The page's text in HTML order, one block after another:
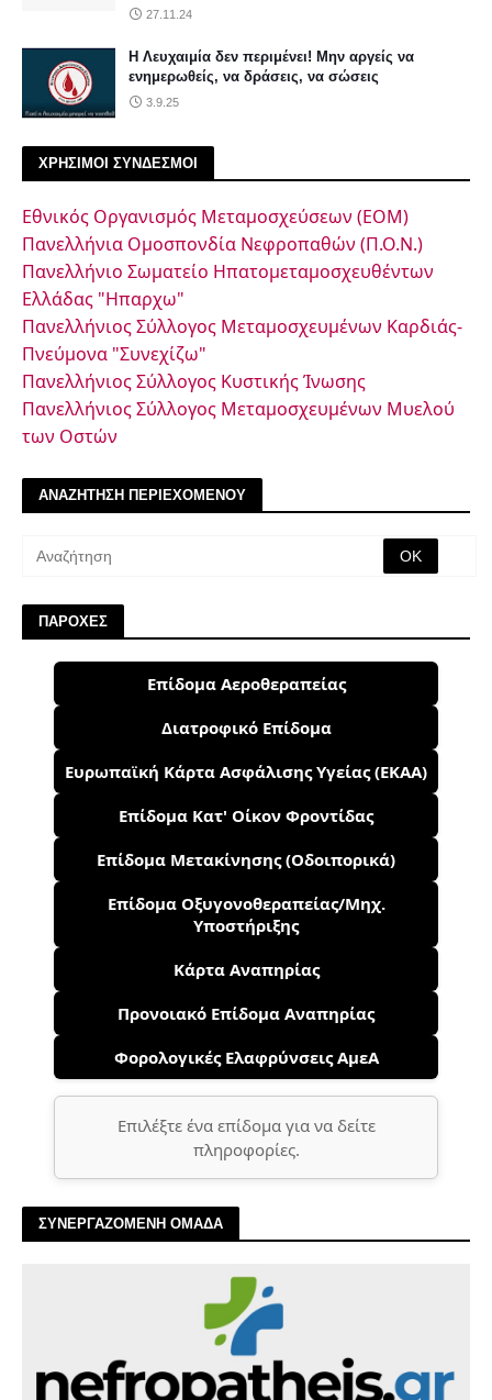
27.11.24
Η Λευχαιμία δεν περιμένει! Μην αργείς να
ενημερωθείς, να δράσεις, να σώσεις
3.9.25
ΧΡΗΣΙΜΟΙ ΣΥΝΔΕΣΜΟΙ
Εθνικός Οργανισμός Μεταμοσχεύσεων (ΕΟΜ)
Πανελλήνια Ομοσπονδία Νεφροπαθών (Π.Ο.Ν.)
Πανελλήνιο Σωματείο Ηπατομεταμοσχευθέντων
Ελλάδας "Ηπαρχω"
Πανελλήνιος Σύλλογος Μεταμοσχευμένων Καρδιάς-
Πνεύμονα "Συνεχίζω"
Πανελλήνιος Σύλλογος Κυστικής Ίνωσης
Πανελλήνιος Σύλλογος Μεταμοσχευμένων Μυελού
των Οστών
ΑΝΑΖΗΤΗΣΗ ΠΕΡΙΕΧΟΜΕΝΟΥ
ΠΑΡΟΧΕΣ
Επίδομα Αεροθεραπείας
Διατροφικό Επίδομα
Ευρωπαϊκή Κάρτα Ασφάλισης Υγείας (ΕΚΑΑ)
Επίδομα Κατ' Οίκον Φροντίδας
Επίδομα Μετακίνησης (Οδοιπορικά)
Επίδομα Οξυγονοθεραπείας/Μηχ.
Υποστήριξης
Κάρτα Αναπηρίας
Προνοιακό Επίδομα Αναπηρίας
Φορολογικές Ελαφρύνσεις ΑμεΑ
Επιλέξτε ένα επίδομα για να δείτε
πληροφορίες.
ΣΥΝΕΡΓΑΖΟΜΕΝΗ ΟΜΑΔΑ